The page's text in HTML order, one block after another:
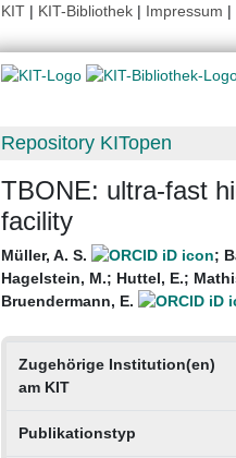
KIT | KIT-Bibliothek | Impressum |
Repository KITopen
TBONE: ultra-fast
facility
Müller, A. S. ;
Hagelstein, M.; Huttel, E.;
Bruendermann, E.
Zugehörige Institution(en)
am KIT
Publikationstyp